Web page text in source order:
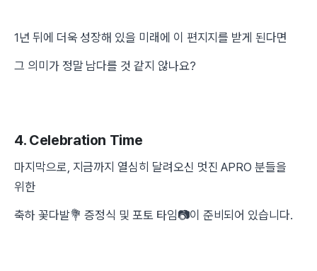
1년 뒤에 더욱 성장해 있을 미래에 이 편지지를 받게 된다면
그 의미가 정말 남다를 것 같지 않나요?
4. Celebration Time
마지막으로, 지금까지 열심히 달려오신 멋진 APRO 분들을
위한
축하 꽃다발💐 증정식 및 포토 타임📷이 준비되어 있습니다.